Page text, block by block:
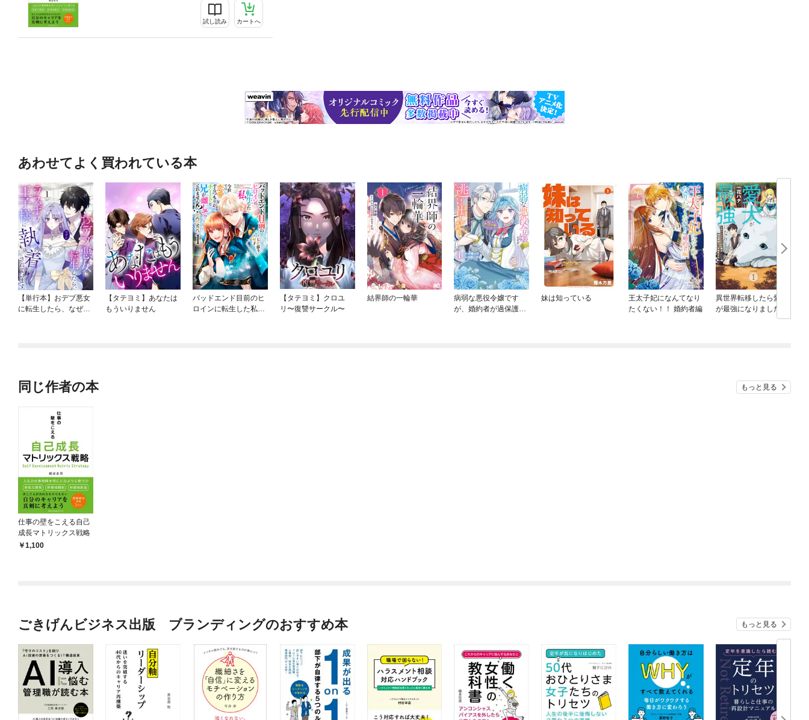
試し読み カートへ
あわせてよく買われている本
【単行本】おデブ悪女
に転生したら、なぜか
【タテヨミ】あなたは
もういりません
バッドエンド目前のヒ
ロインに転生した私、
【タテヨミ】クロユ
リ〜復讐サークル〜
結界師の一輪華
病弱な悪役令嬢です
が、婚約者が過保護す
妹は知っている
王太子妃になんてなり
たくない！！ 婚約者編
異世界転移したら愛犬
が最強になりました ～
シルバーフェンリルと
同じ作者の本 もっと見る
仕事の壁をこえる自己
成長マトリックス戦略
1,100
ごきげんビジネス出版 ブランディングのおすすめ本 もっと見る